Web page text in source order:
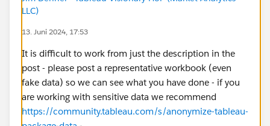
LLC)
13. Juni 2024, 17:53
It is difficult to work from just the description in the
post - please post a representative workbook (even
fake data) so we can see what you have done - if you
are working with sensitive data we recommend
https://community.tableau.com/s/anonymize-tableau-